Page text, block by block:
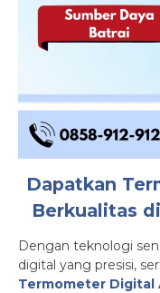
Dapatkan
Berkualitas
Dengan teknologi
digital yang presisi,
Termometer Digital